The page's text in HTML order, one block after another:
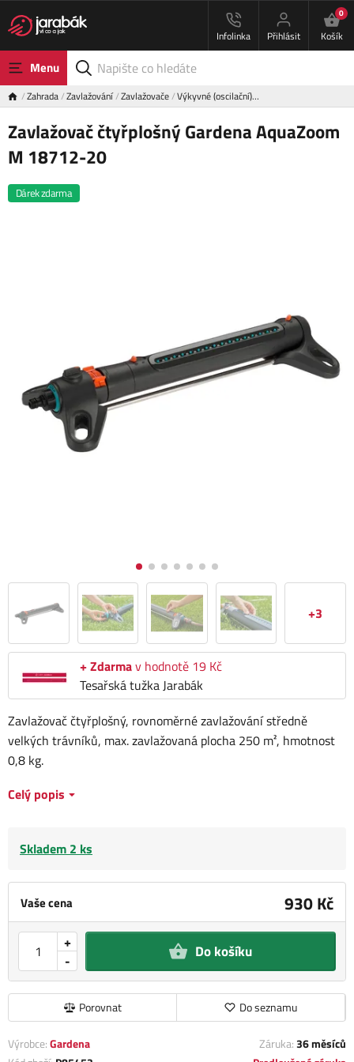
Infolinka Přihlásit
0
Košík
Menu
Zahrada Zavlažování Zavlažovače Výkyvné (oscilační)…
Zavlažovač čtyřplošný Gardena AquaZoom
M 18712-20
Dárek zdarma
+3
+ Zdarmav hodnotě 19 Kč
Tesařská tužka Jarabák
Vaše cena 930 Kč
-
+ Do košíku
Porovnat Do seznamu
Zavlažovač čtyřplošný, rovnoměrné zavlažování středně
velkých trávníků, max. zavlažovaná plocha 250 m², hmotnost
0,8 kg.
Celý popis
Skladem 2 ks
Výrobce:Gardena Záruka:36 měsíců